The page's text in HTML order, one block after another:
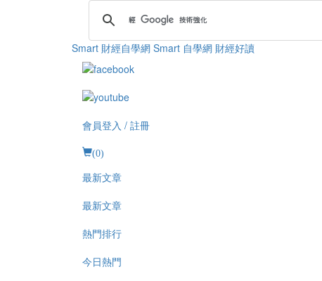
Smart 財經自學網 Smart 自學網 財經好讀
會員登入 / 註冊
(0)
最新文章
最新文章
熱門排行
今日熱門